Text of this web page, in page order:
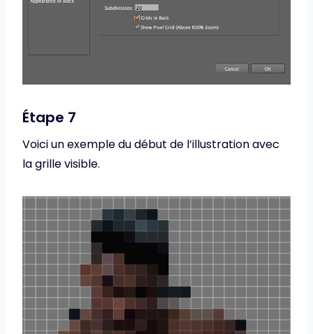
Étape 7
Voici un exemple du début de l’illustration avec
la grille visible.